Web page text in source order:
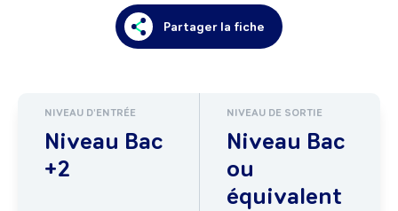
Partager la fiche
NIVEAU D'ENTRÉE
Niveau Bac
+2
NIVEAU DE SORTIE
Niveau Bac
ou
équivalent